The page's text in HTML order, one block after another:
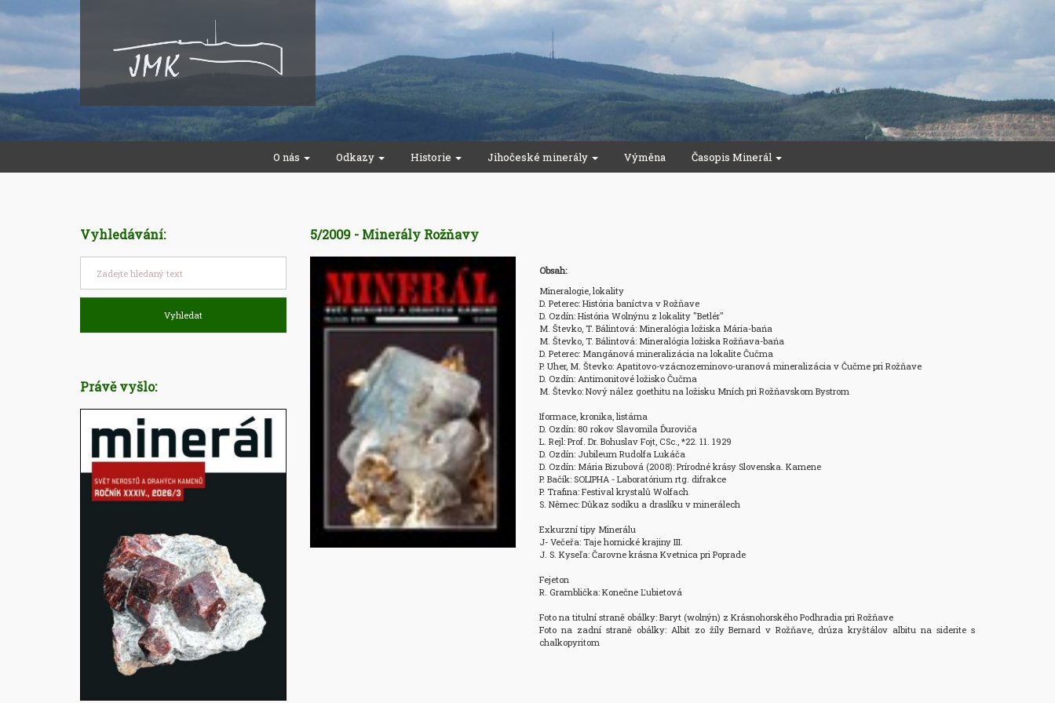
O nás Odkazy Historie Jihočeské minerály Výměna Časopis Minerál
5/2009 - Minerály Rožňavy
Obsah:
Mineralogie, lokality
D. Peterec: História baníctva v Rožňave
D. Ozdín: História Wolnýnu z lokality "Betlér"
M. Števko, T. Bálintová: Mineralógia ložiska Mária-bańa
M. Števko, T. Bálintová: Mineralógia ložiska Rožňava-bańa
D. Peterec: Mangánová mineralizácia na lokalite Čučma
P. Uher, M. Števko: Apatitovo-vzácnozeminovo-uranová mineralizácia v Čučme pri Rožňave
D. Ozdín: Antimonitové ložisko Čučma
M. Števko: Nový nález goethitu na ložisku Mních pri Rožňavskom Bystrom
Iformace, kronika, listárna
D. Ozdín: 80 rokov Slavomila Ďuroviča
L. Rejl: Prof. Dr. Bohuslav Fojt, CSc., *22. 11. 1929
D. Ozdín: Jubileum Rudolfa Lukáča
D. Ozdín: Mária Bizubová (2008): Prírodné krásy Slovenska. Kamene
P. Bačík: SOLIPHA - Laboratórium rtg. difrakce
P. Trafina: Festival krystalů Wolfach
S. Němec: Důkaz sodíku a draslíku v minerálech
Exkurzní tipy Minerálu
J- Večeřa: Taje hornické krajiny III.
J. S. Kyseľa: Čarovne krásna Kvetnica pri Poprade
Fejeton
R. Gramblička: Konečne Ľubietová
Foto na titulní straně obálky: Baryt (wolnýn) z Krásnohorského Podhradia pri Rožňave
Foto na zadní straně obálky: Albit zo žíly Bernard v Rožňave, drúza kryštálov albitu na siderite s
chalkopyritom
Vyhledávání:
Vyhledat
Právě vyšlo: